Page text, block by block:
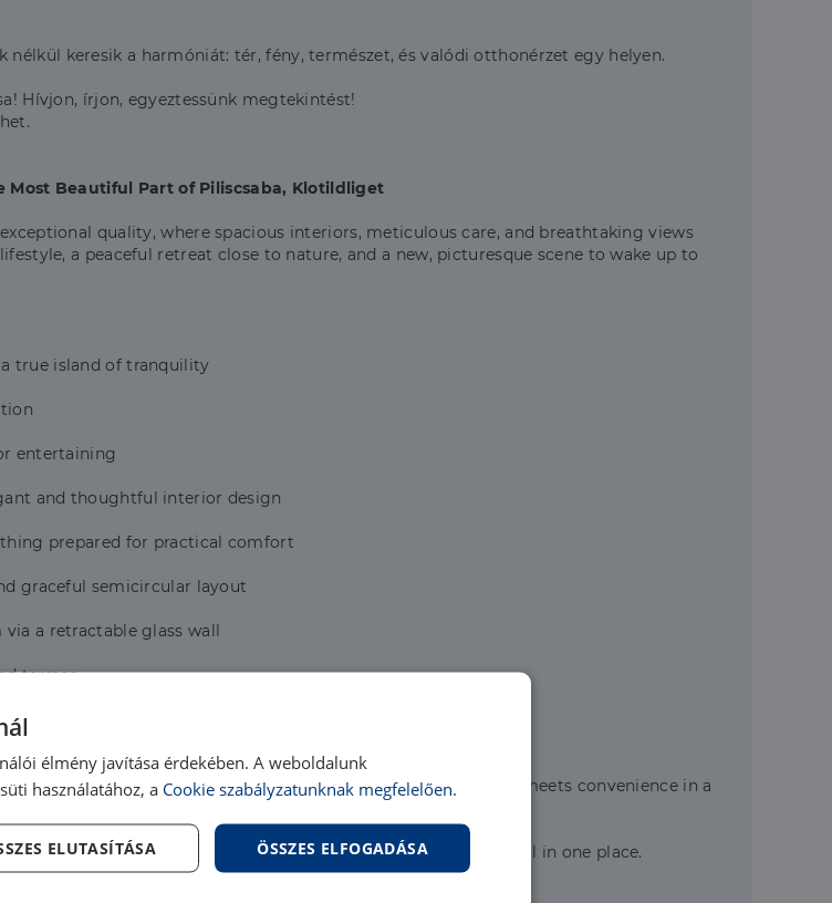
keresik a harmóniát: tér, fény, természet, és valódi otthonérzet egy helyen.
Hívjon, írjon, egyeztessünk megtekintést!
Most Beautiful Part of Piliscsaba, Klotildliget
quality, where spacious interiors, meticulous care, and breathtaking views
a peaceful retreat close to nature, and a new, picturesque scene to wake up to
true island of tranquility
entertaining
and thoughtful interior design
prepared for practical comfort
graceful semicircular layout
a retractable glass wall
terrace
10 or by train on the BudapestEsztergom line. Here, nature meets convenience in a
space, light, nature, and a true sense of belonging all in one place.
or message me to arrange a viewing.
élmény javítása érdekében. A weboldalunk
használatához, a Cookie szabályzatunknak megfelelően.
ÖSSZES ELFOGADÁSA
ELUTASÍTÁSA